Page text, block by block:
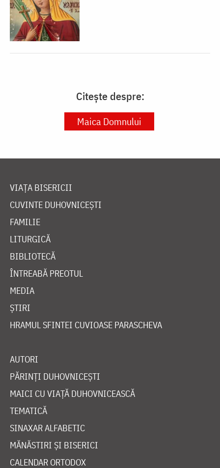
Citește despre:
Maica Domnului
VIAȚA BISERICII
CUVINTE DUHOVNICEȘTI
FAMILIE
LITURGICĂ
BIBLIOTECĂ
ÎNTREABĂ PREOTUL
MEDIA
ȘTIRI
HRAMUL SFINTEI CUVIOASE PARASCHEVA
AUTORI
PĂRINȚI DUHOVNICEȘTI
MAICI CU VIAȚĂ DUHOVNICEASCĂ
TEMATICĂ
SINAXAR ALFABETIC
MĂNĂSTIRI ȘI BISERICI
CALENDAR ORTODOX